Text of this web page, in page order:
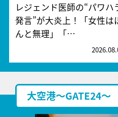
レジェンド医師の“パワハ
発言”が大炎上！「女性は
んと無理」「…
大空港～GATE24～